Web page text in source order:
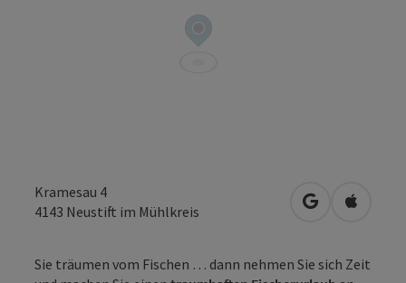
Kramesau 4
4143 Neustift im Mühlkreis in Google
in
Sie träumen vom Fischen … dann nehmen Sie sich Zeit